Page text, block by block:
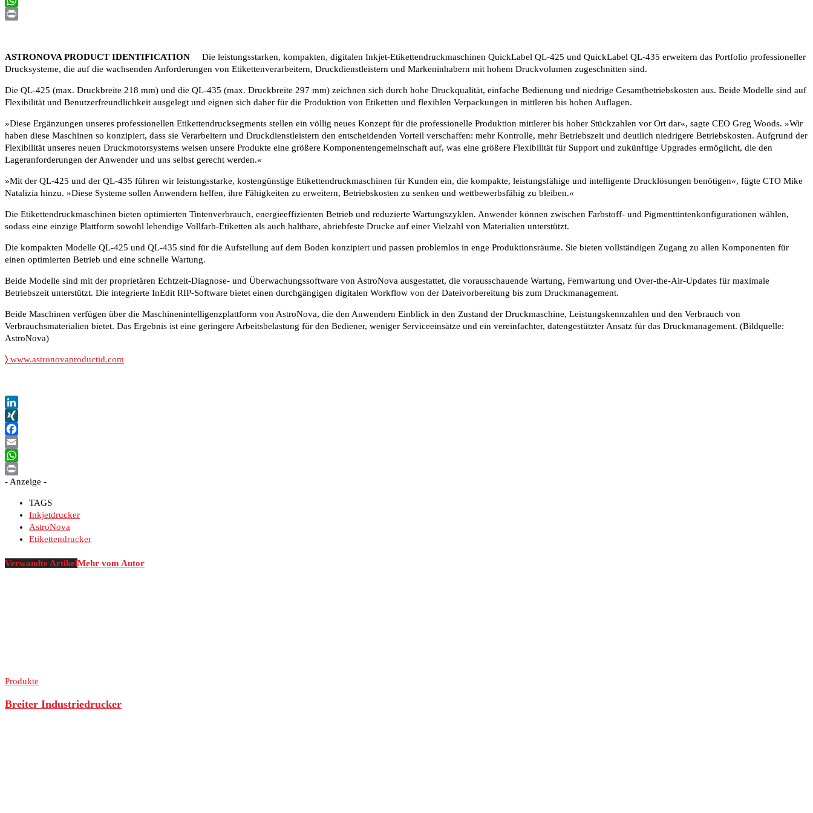
WhatsApp
ASTRONOVA PRODUCT IDENTIFICATION Die leistungsstarken, kompakten, digitalen Inkjet-Etikettendruckmaschinen QuickLabel QL-425 und QuickLabel QL-435 erweitern das Portfolio professioneller
Drucksysteme, die auf die wachsenden Anforderungen von Etikettenverarbeitern, Druckdienstleistern und Markeninhabern mit hohem Druckvolumen zugeschnitten sind.
Die QL-425 (max. Druckbreite 218 mm) und die QL-435 (max. Druckbreite 297 mm) zeichnen sich durch hohe Druckqualität, einfache Bedienung und niedrige Gesamtbetriebskosten aus. Beide Modelle sind auf
Flexibilität und Benutzerfreundlichkeit ausgelegt und eignen sich daher für die Produktion von Etiketten und flexiblen Verpackungen in mittleren bis hohen Auflagen.
»Diese Ergänzungen unseres professionellen Etikettendrucksegments stellen ein völlig neues Konzept für die professionelle Produktion mittlerer bis hoher Stückzahlen vor Ort dar«, sagte CEO Greg Woods. »Wir
haben diese Maschinen so konzipiert, dass sie Verarbeitern und Druckdienstleistern den entscheidenden Vorteil verschaffen: mehr Kontrolle, mehr Betriebszeit und deutlich niedrigere Betriebskosten. Aufgrund der
Flexibilität unseres neuen Druckmotorsystems weisen unsere Produkte eine größere Komponentengemeinschaft auf, was eine größere Flexibilität für Support und zukünftige Upgrades ermöglicht, die den
Lageranforderungen der Anwender und uns selbst gerecht werden.«
»Mit der QL-425 und der QL-435 führen wir leistungsstarke, kostengünstige Etikettendruckmaschinen für Kunden ein, die kompakte, leistungsfähige und intelligente Drucklösungen benötigen«, fügte CTO Mike
Natalizia hinzu. »Diese Systeme sollen Anwendern helfen, ihre Fähigkeiten zu erweitern, Betriebskosten zu senken und wettbewerbsfähig zu bleiben.«
Die Etikettendruckmaschinen bieten optimierten Tintenverbrauch, energieeffizienten Betrieb und reduzierte Wartungszyklen. Anwender können zwischen Farbstoff- und Pigmenttintenkonfigurationen wählen,
sodass eine einzige Plattform sowohl lebendige Vollfarb-Etiketten als auch haltbare, abriebfeste Drucke auf einer Vielzahl von Materialien unterstützt.
Die kompakten Modelle QL-425 und QL-435 sind für die Aufstellung auf dem Boden konzipiert und passen problemlos in enge Produktionsräume. Sie bieten vollständigen Zugang zu allen Komponenten für
einen optimierten Betrieb und eine schnelle Wartung.
Beide Modelle sind mit der proprietären Echtzeit-Diagnose- und Überwachungssoftware von AstroNova ausgestattet, die vorausschauende Wartung, Fernwartung und Over-the-Air-Updates für maximale
Betriebszeit unterstützt. Die integrierte InEdit RIP-Software bietet einen durchgängigen digitalen Workflow von der Dateivorbereitung bis zum Druckmanagement.
Beide Maschinen verfügen über die Maschinenintelligenzplattform von AstroNova, die den Anwendern Einblick in den Zustand der Druckmaschine, Leistungskennzahlen und den Verbrauch von
Verbrauchsmaterialien bietet. Das Ergebnis ist eine geringere Arbeitsbelastung für den Bediener, weniger Serviceeinsätze und ein vereinfachter, datengestützter Ansatz für das Druckmanagement. (Bildquelle:
AstroNova)
〉 www.astronovaproductid.com
LinkedIn
XING
Facebook
Email
WhatsApp
Print
- Anzeige -
TAGS
Inkjetdrucker
AstroNova
Etikettendrucker
Verwandte ArtikelMehr vom Autor
Produkte
Breiter Industriedrucker